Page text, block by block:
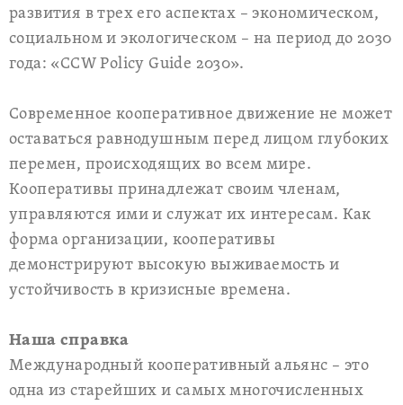
развития в трех его аспектах – экономическом,
социальном и экологическом – на период до 2030
года: «CCW Policy Guide 2030».
Современное кооперативное движение не может
оставаться равнодушным перед лицом глубоких
перемен, происходящих во всем мире.
Кооперативы принадлежат своим членам,
управляются ими и служат их интересам. Как
форма организации, кооперативы
демонстрируют высокую выживаемость и
устойчивость в кризисные времена.
Наша справка
Международный кооперативный альянс – это
одна из старейших и самых многочисленных